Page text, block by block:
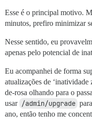
Esse é o principal motivo.
minutos, prefiro minimizar
Nesse sentido, eu
apenas pelo potencial de
Eu acompanhei de forma
atualizações de ‘inatividade
de-rosa olhando para o
usar /admin/upgrade
ano, então tenho me